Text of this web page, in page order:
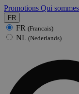
Promotions Qui
FR
FR (Francais)
NL (Nederlands)